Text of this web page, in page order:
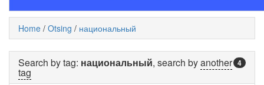
Home / Otsing / национальный
4
Search by tag: национальный, search byanother
tag